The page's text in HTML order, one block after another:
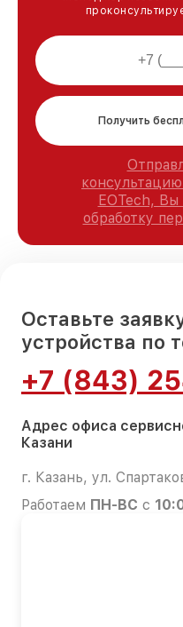
Получить
EOTech, Вы
обработку
Оставьте
устройства по
+7 (843)
Адрес офиса
Казани
г. Казань, ул.
Работаем ПН-ВС с